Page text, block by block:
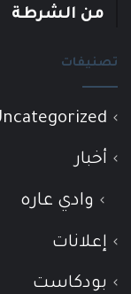
من الشرطة
تصنيفات
أخبار
وادي عاره
إعلانات
بودكاست